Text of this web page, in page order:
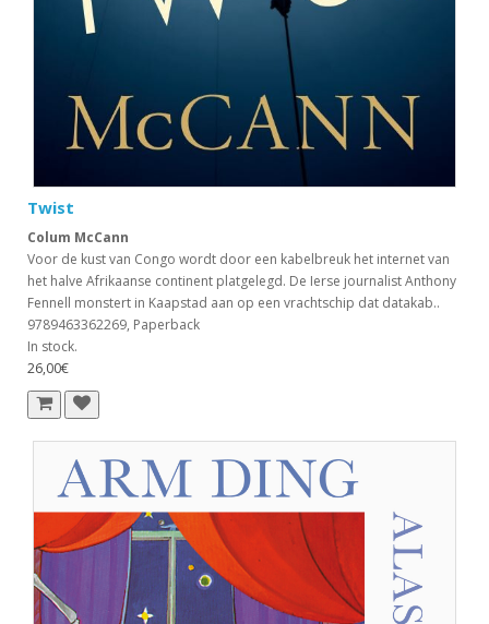
Twist
Colum McCann
Voor de kust van Congo wordt door een kabelbreuk het internet van
het halve Afrikaanse continent platgelegd. De Ierse journalist Anthony
Fennell monstert in Kaapstad aan op een vrachtschip dat datakab..
9789463362269, Paperback
In stock.
26,00€